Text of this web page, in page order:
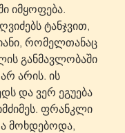
იმყოფება.
ტანჯვით,
რომელთანაც
განმავლობაში
არის. ის
და ვერ ეგუება
ფრანკლი
მოხდებოდა,